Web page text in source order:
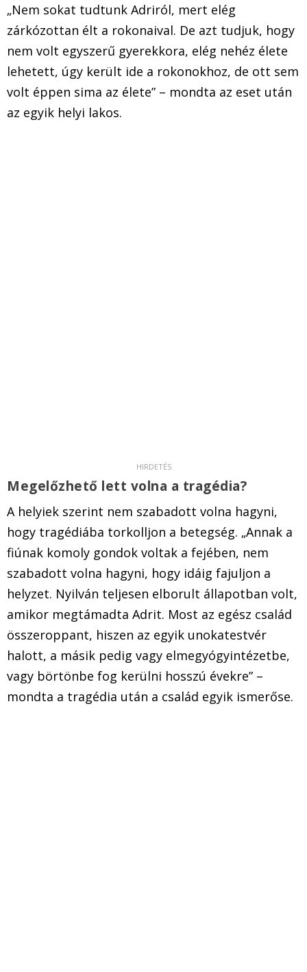
„Nem sokat tudtunk Adriról, mert elég
zárkózottan élt a rokonaival. De azt tudjuk, hogy
nem volt egyszerű gyerekkora, elég nehéz élete
lehetett, úgy került ide a rokonokhoz, de ott sem
volt éppen sima az élete” – mondta az eset után
az egyik helyi lakos.
Megelőzhető lett volna a tragédia?
A helyiek szerint nem szabadott volna hagyni,
hogy tragédiába torkolljon a betegség. „Annak a
fiúnak komoly gondok voltak a fejében, nem
szabadott volna hagyni, hogy idáig fajuljon a
helyzet. Nyilván teljesen elborult állapotban volt,
amikor megtámadta Adrit. Most az egész család
összeroppant, hiszen az egyik unokatestvér
halott, a másik pedig vagy elmegyógyintézetbe,
vagy börtönbe fog kerülni hosszú évekre” –
mondta a tragédia után a család egyik ismerőse.